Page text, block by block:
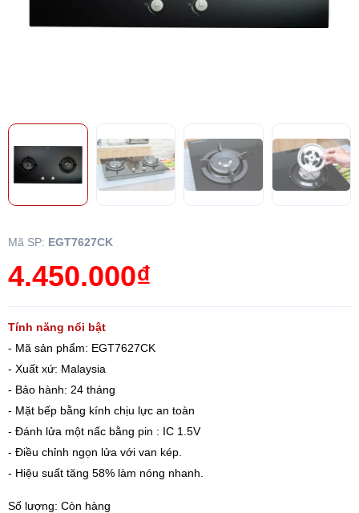
Mã SP: EGT7627CK
4.450.000₫
Tính năng nổi bật
- Mã sản phẩm: EGT7627CK
- Xuất xứ: Malaysia
- Bảo hành: 24 tháng
- Mặt bếp bằng kính chịu lực an toàn
- Đánh lửa một nấc bằng pin : IC 1.5V
- Điều chỉnh ngọn lửa với van kép.
- Hiệu suất tăng 58% làm nóng nhanh.
Số lượng: Còn hàng